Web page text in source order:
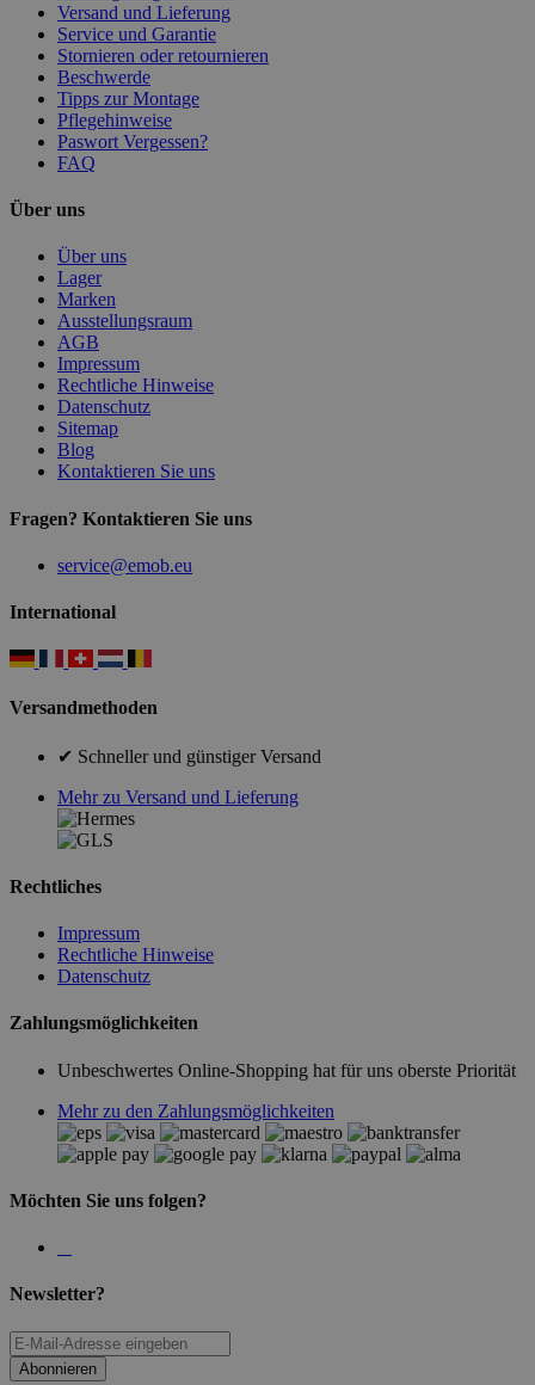
Versand und Lieferung
Service und Garantie
Stornieren oder retournieren
Beschwerde
Tipps zur Montage
Pflegehinweise
Paswort Vergessen?
FAQ
Über uns
Über uns
Lager
Marken
Ausstellungsraum
AGB
Impressum
Rechtliche Hinweise
Datenschutz
Sitemap
Blog
Kontaktieren Sie uns
Fragen? Kontaktieren Sie uns
service@emob.eu
International
Versandmethoden
✔ Schneller und günstiger Versand
Mehr zu Versand und Lieferung
Rechtliches
Impressum
Rechtliche Hinweise
Datenschutz
Zahlungsmöglichkeiten
Unbeschwertes Online-Shopping hat für uns oberste Priorität
Mehr zu den Zahlungsmöglichkeiten
Möchten Sie uns folgen?
Newsletter?
Abonnieren